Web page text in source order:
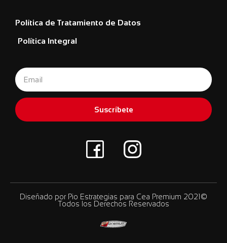
Política de Tratamiento de Datos
Política Integral
Suscríbete
Diseñado por Pio Estrategias para Cea Premium 2021©
Todos los Derechos Reservados